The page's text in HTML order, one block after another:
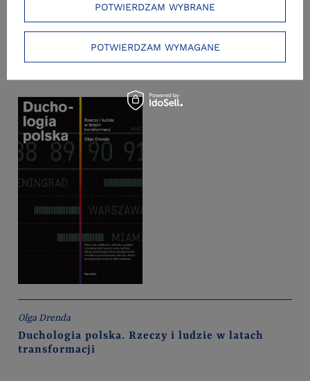
Olga Drenda
Duchologia polska. Rzeczy i ludzie w latach
transformacji
POTWIERDZAM WYBRANE
POTWIERDZAM WYMAGANE